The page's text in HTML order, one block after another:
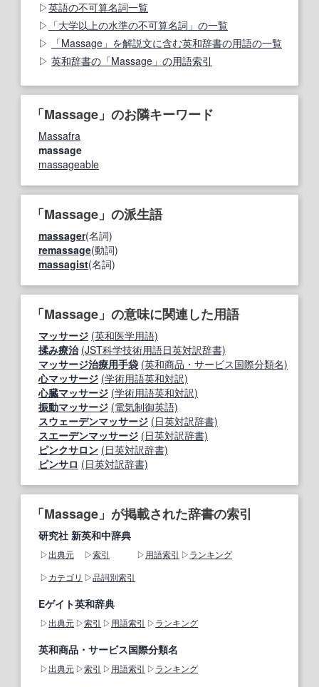
英語の不可算名詞一覧
「大学以上の水準の不可算名詞」の一覧
「Massage」を解説文に含む英和辞書の用語の一覧
英和辞書の「Massage」の用語索引
「Massage」のお隣キーワード
Massafra
massage
massageable
「Massage」の派生語
massager(名詞)
remassage(動詞)
massagist(名詞)
「Massage」の意味に関連した用語
マッサージ (英和医学用語)
揉み療治 (JST科学技術用語日英対訳辞書)
マッサージ治療用手袋 (英和商品・サービス国際分類名)
心マッサージ (学術用語英和対訳)
心臓マッサージ (学術用語英和対訳)
振動マッサージ (電気制御英語)
スウェーデンマッサージ (日英対訳辞書)
スエーデンマッサージ (日英対訳辞書)
ピンクサロン (日英対訳辞書)
ピンサロ (日英対訳辞書)
「Massage」が掲載された辞書の索引
研究社 新英和中辞典
出典元 索引 用語索引
ランキング
カテゴリ
品詞別索引
Eゲイト英和辞典
出典元 索引 用語索引 ランキング
英和商品・サービス国際分類名
出典元 索引 用語索引 ランキング